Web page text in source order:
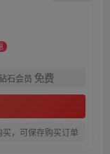
石会员 免费
，可保存购买订单